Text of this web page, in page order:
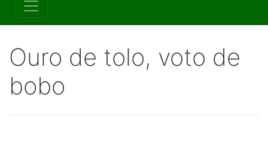
Ouro de tolo, voto de
bobo